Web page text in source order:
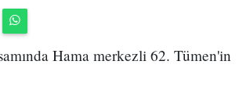
Hama merkezli 62. Tümen'in